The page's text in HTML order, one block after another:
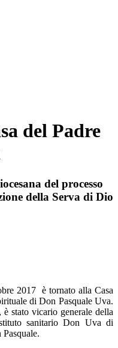
del Padre
del processo
della Serva di Dio
2017 è tornato alla Casa
di Don Pasquale Uva.
stato vicario generale della
sanitario Don Uva di